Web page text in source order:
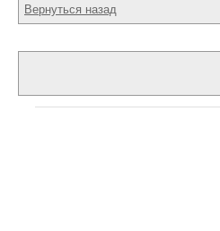
Вернуться назад